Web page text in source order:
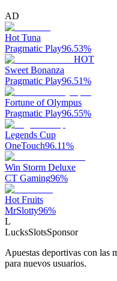
AD
Hot Tuna
Pragmatic Play96.53%
HOT
Sweet Bonanza
Pragmatic Play96.51%
Fortune of Olympus
Pragmatic Play96.55%
Legends Cup
OneTouch96.11%
Win Storm Deluxe
CT Gaming96%
Hot Fruits
MrSlotty96%
L
LucksSlotsSponsor
Apuestas deportivas con las
para nuevos usuarios.